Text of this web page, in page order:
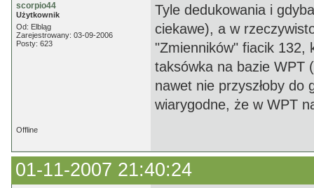
scorpio44
Użytkownik
Od: Elbląg
Zarejestrowany: 03-09-2006
Posty: 623
Tyle dedukowania i
ciekawe), a w
"Zmienników" fiacik 132,
taksówka na bazie WPT
nawet nie przyszłoby do
wiarygodne, że w WPT
Offline
01-11-2007 21:40:24